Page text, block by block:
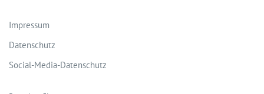
Impressum
Datenschutz
Social-Media-Datenschutz